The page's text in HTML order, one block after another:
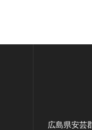
広島県安芸